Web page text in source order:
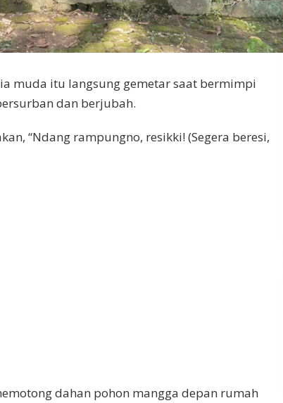
muda itu langsung gemetar saat bermimpi
dan berjubah.
“Ndang rampungno, resikki! (Segera beresi,
dahan pohon mangga depan rumah